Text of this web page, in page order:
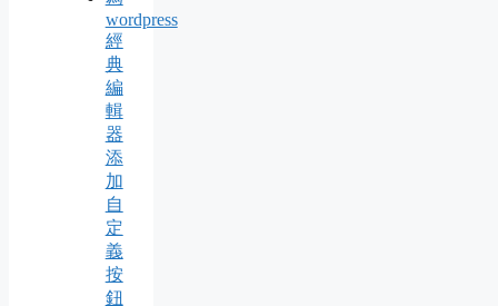
wordpress
經
典
編
輯
器
添
加
自
定
義
按
鈕